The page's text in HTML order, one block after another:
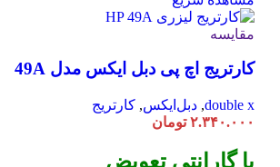
مقایسه
کارتریج اچ پی دبل ایکس مدل 49A
double x
, دبل‌ایکس, کارتریج
۲.۳۴۰.۰۰۰ تومان
با گارانتی تعویض